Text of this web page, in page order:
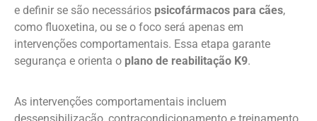
e definir se são necessários psicofármacos para cães,
como fluoxetina, ou se o foco será apenas em
intervenções comportamentais. Essa etapa garante
segurança e orienta o plano de reabilitação K9.
As intervenções comportamentais incluem